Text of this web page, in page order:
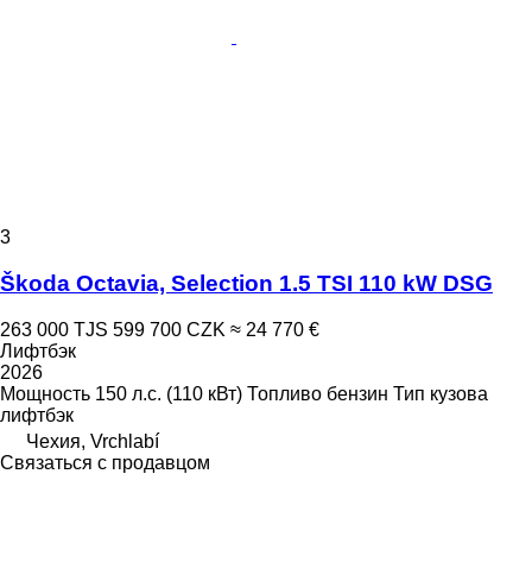
3
Škoda Octavia, Selection 1.5 TSI 110 kW DSG
263 000 TJS 599 700 CZK ≈ 24 770 €
Лифтбэк
2026
Мощность 150 л.с. (110 кВт) Топливо бензин Тип кузова
лифтбэк
Чехия, Vrchlabí
Связаться с продавцом